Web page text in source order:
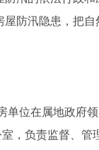
防汛隐患，把
位在属地政府
，负责监督、